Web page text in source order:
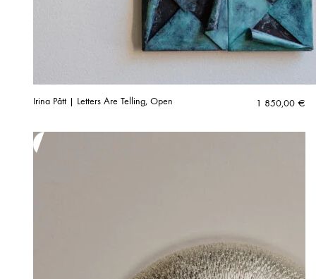
Irina Pått | Letters Are Telling, Open 1 850,00 €